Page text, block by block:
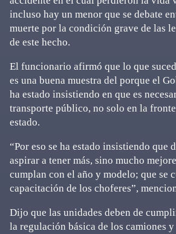
incluso hay un menor que se debate
muerte por la condición grave de las
de este hecho.
El funcionario afirmó que lo que
es una buena muestra del porque el
ha estado insistiendo en que es
transporte público, no solo en la
estado.
“Por eso se ha estado insistiendo que
aspirar a tener más, sino mucho
cumplan con el año y modelo; que se
capacitación de los choferes”,
Dijo que las unidades deben de
la regulación básica de los camiones y